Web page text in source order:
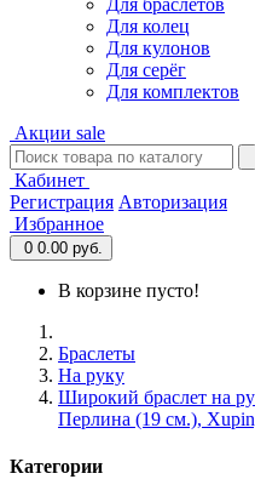
Для колец
Для кулонов
Для серёг
Для комплектов
Акции sale
Кабинет
Регистрация Авторизация
Избранное
0 0.00 руб.
В корзине пусто!
Браслеты
На руку
Широкий браслет на
Перлина (19 см.),
Категории